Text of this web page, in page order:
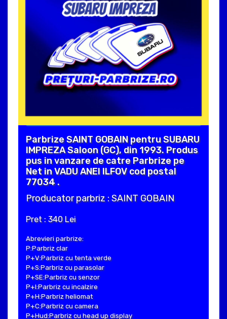
Parbrize SAINT GOBAIN pentru SUBARU
IMPREZA Saloon (GC), din 1993. Produs
pus in vanzare de catre Parbrize pe
Net in VADU ANEI ILFOV cod postal
77034 .
Producator parbriz : SAINT GOBAIN
Pret : 340 Lei
Abrevieri parbrize:
P:Parbriz clar
P+V:Parbriz cu tenta verde
P+S:Parbriz cu parasolar
P+SE:Parbriz cu senzor
P+I:Parbriz cu incalzire
P+H:Parbriz heliomat
P+C:Parbriz cu camera
P+Hud:Parbriz cu head up display